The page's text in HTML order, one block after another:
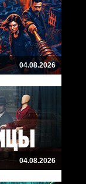
04.08.2026
04.08.2026